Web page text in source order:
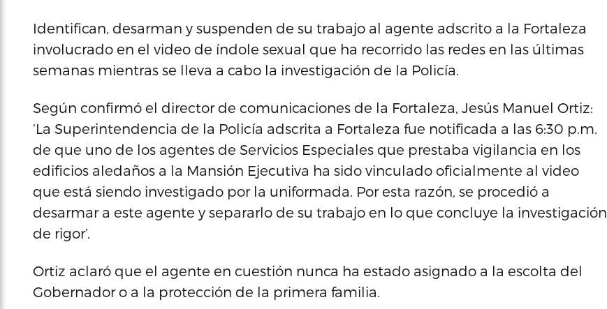
Identifican, desarman y suspenden de su trabajo al agente adscrito a la Fortaleza
involucrado en el video de índole sexual que ha recorrido las redes en las últimas
semanas mientras se lleva a cabo la investigación de la Policía.
Según confirmó el director de comunicaciones de la Fortaleza, Jesús Manuel Ortiz:
‘La Superintendencia de la Policía adscrita a Fortaleza fue notificada a las 6:30 p.m.
de que uno de los agentes de Servicios Especiales que prestaba vigilancia en los
edificios aledaños a la Mansión Ejecutiva ha sido vinculado oficialmente al video
que está siendo investigado por la uniformada. Por esta razón, se procedió a
desarmar a este agente y separarlo de su trabajo en lo que concluye la investigación
de rigor’.
Ortiz aclaró que el agente en cuestión nunca ha estado asignado a la escolta del
Gobernador o a la protección de la primera familia.